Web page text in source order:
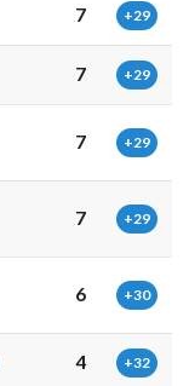
7 +29
7 +29
7 +29
7 +29
6 +30
4 +32